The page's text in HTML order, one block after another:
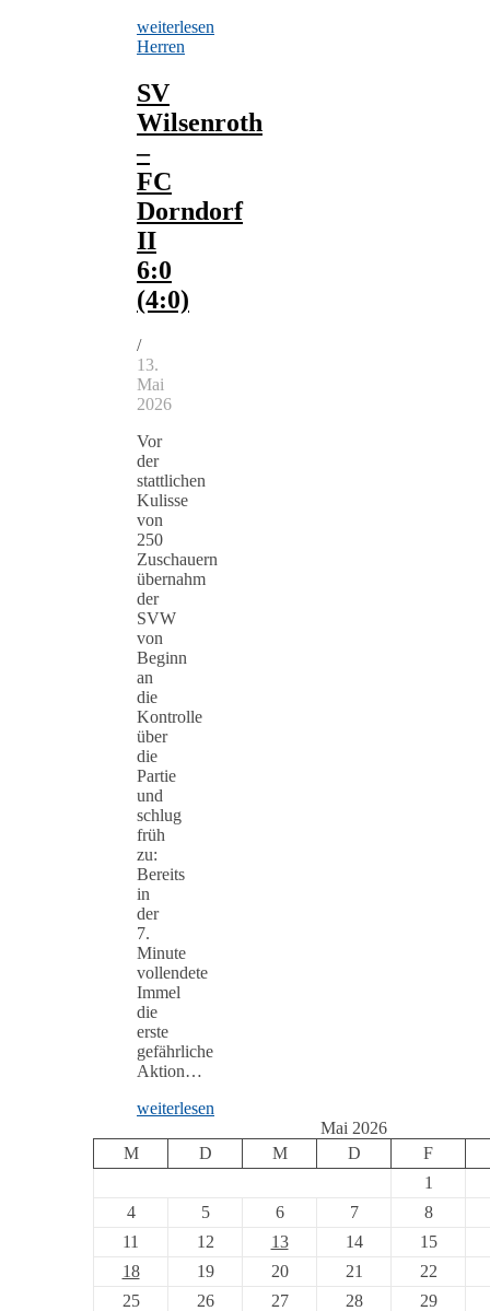
weiterlesen
Herren
SV
Wilsenroth
–
FC
Dorndorf
II
6:0
(4:0)
/
13.
Mai
2026
Vor
der
stattlichen
Kulisse
von
250
Zuschauern
übernahm
der
SVW
von
Beginn
an
die
Kontrolle
über
die
Partie
und
schlug
früh
zu:
Bereits
in
der
7.
Minute
vollendete
Immel
die
erste
gefährliche
Aktion…
weiterlesen
Mai 2026
M
D M D
F
1
4
5 6 7
8
11
12 13 14
15
18
19 20 21
22
25
26 27 28 29